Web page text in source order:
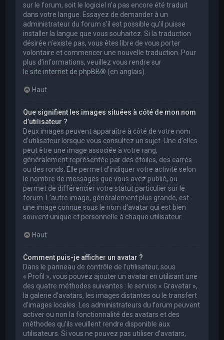
sur le forum, soit le logiciel n’a pas encore été traduit
dans votre langue. Essayez de demander à un
administrateur du forum s’il est possible qu’il puisse
installer la langue que vous souhaitez. Si la traduction
désirée n’existe pas, vous êtes libre de vous porter
volontaire et commencer une nouvelle traduction. Pour
plus d’informations, veuillez vous rendre sur
le site internet de phpBB® (en anglais).
Haut
Que signifient les images situées à côté de mon nom
d’utilisateur ?
Deux images peuvent apparaître à côté de votre nom
d’utilisateur lorsque vous consultez un sujet. Une d’elles
peut être une image associée à votre rang,
généralement représentée par des étoiles, des carrés
ou des ronds. Elle permet d’indiquer votre activité selon
le nombre de messages que vous avez publié, ou
permet de différencier votre statut particulier sur le
forum. L’autre image, généralement plus grande, est
une image connue sous le nom d’avatar qui est bien
souvent unique et personnelle à chaque utilisateur.
Haut
Comment puis-je afficher un avatar ?
Dans le panneau de contrôle de l’utilisateur, sous
« Profil », vous pouvez ajouter un avatar en utilisant une
des quatre méthodes suivantes : le service « Gravatar »,
la galerie d’avatars, les images distantes ou le transfert
d’images locales. Les administrateurs du forum peuvent
activer ou non la fonctionnalité des avatars et des
méthodes qu’ils veuillent rendre disponible aux
utilisateurs. Si vous ne pouvez pas utiliser d’avatars,